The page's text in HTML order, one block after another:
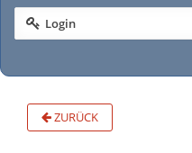
Login
ZURÜCK